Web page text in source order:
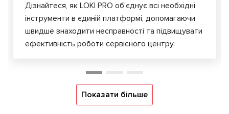
Дізнайтеся, як LOKI PRO об'єднує всі необхідні
інструменти в єдиній платформі, допомагаючи
швидше знаходити несправності та підвищувати
ефективність роботи сервісного центру.
Показати більше